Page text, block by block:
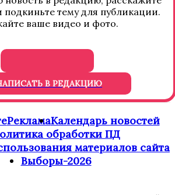
тему для публикации.
ваше видео и фото.
В РЕДАКЦИЮ
РекламаКалендарь новостей
обработки ПД
материалов сайта
Выборы-2026